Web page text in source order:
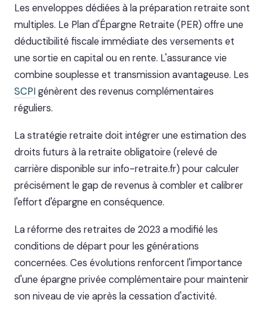
Les enveloppes dédiées à la préparation retraite sont
multiples. Le Plan d'Épargne Retraite (PER) offre une
déductibilité fiscale immédiate des versements et
une sortie en capital ou en rente. L'assurance vie
combine souplesse et transmission avantageuse. Les
SCPIgénèrent des revenus complémentaires
réguliers.
La stratégie retraite doit intégrer une estimation des
droits futurs à la retraite obligatoire (relevé de
carrière disponible sur info-retraite.fr) pour calculer
précisément le gap de revenus à combler et calibrer
l'effort d'épargne en conséquence.
La réforme des retraites de 2023 a modifié les
conditions de départ pour les générations
concernées. Ces évolutions renforcent l'importance
d'une épargne privée complémentaire pour maintenir
son niveau de vie après la cessation d'activité.